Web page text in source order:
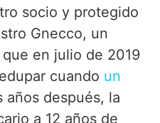
socio y protegido
Gnecco, un
en julio de 2019
cuando un
años después, la
a 12 años de